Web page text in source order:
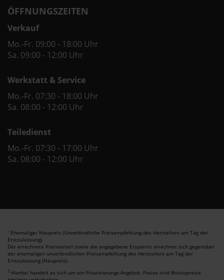
ÖFFNUNGSZEITEN
Verkauf
Mo.-Fr. 09:00 - 18:00 Uhr
Sa. 09:00 - 12:00 Uhr
Werkstatt & Service
Mo.-Fr. 07:30 - 18:00 Uhr
Sa. 08:00 - 12:00 Uhr
Teiledienst
Mo.-Fr. 07:30 - 17:00 Uhr
Sa. 08:00 - 12:00 Uhr
1 Ehemaliger Neupreis (Unverbindliche Preisempfehlung des Herstellers am Tag der
Erstzulassung).
Der errechnete Preisvorteil sowie die angegebene Ersparnis errechnet sich gegenüber
der ehemaligen unverbindlichen Preisempfehlung des Herstellers am Tag der
Erstzulassung (Neupreis).
2 Hierbei handelt es sich um ein Finanzierungs-Angebot. Preise sind Bruttopreise.